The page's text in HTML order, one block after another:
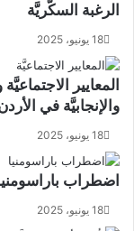
الرغبة السكَّريَّة
18 يونيو، 2025
المعايير
والإنجابيَّة في
18 يونيو، 2025
اضطراب
18 يونيو، 2025